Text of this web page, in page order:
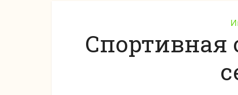
Спортивная